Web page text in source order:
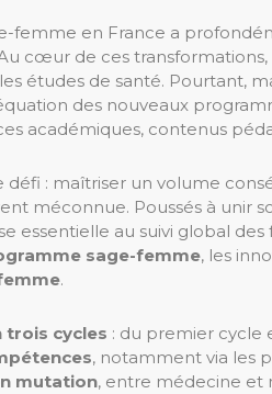
femme en France a
cœur de ces
études de santé. Pourtant,
des nouveaux
académiques, contenus
défi : maîtriser un volume
méconnue. Poussés à unir
essentielle au suivi global
sage-femme, les
.
trois cycles : du premier cycle
, notamment via les
mutation, entre médecine et